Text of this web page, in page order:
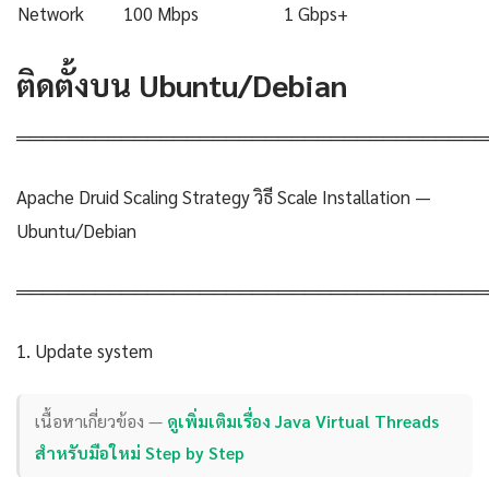
Network 100 Mbps 1 Gbps+
ติดตั้งบน Ubuntu/Debian
Apache Druid Scaling Strategy วิธี Scale Installation —
Ubuntu/Debian
1. Update system
เนื้อหาเกี่ยวข้อง — ดูเพิ่มเติมเรื่อง Java Virtual Threads
สำหรับมือใหม่ Step by Step